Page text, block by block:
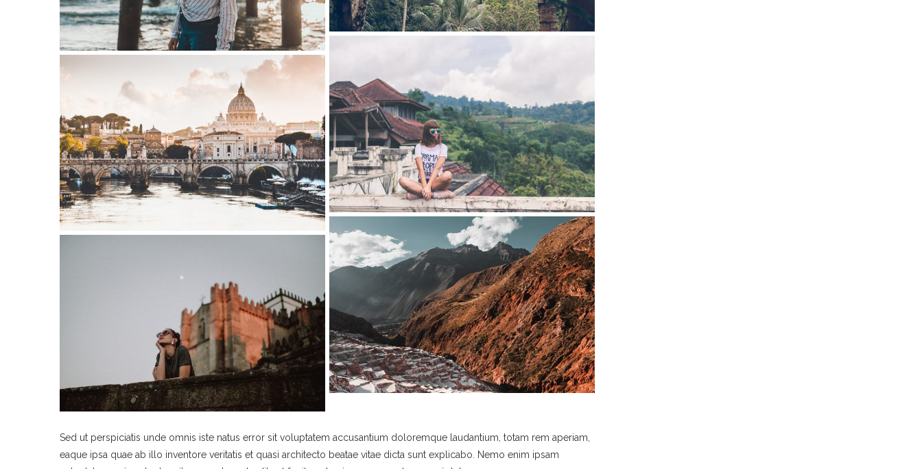
Sed ut perspiciatis unde omnis iste natus error sit voluptatem accusantium doloremque laudantium, totam rem aperiam,
eaque ipsa quae ab illo inventore veritatis et quasi architecto beatae vitae dicta sunt explicabo. Nemo enim ipsam